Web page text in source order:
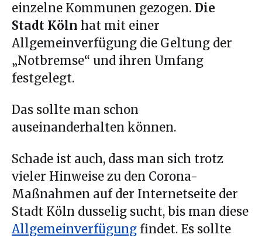
einzelne Kommunen gezogen. Die
Stadt Köln hat mit einer
Allgemeinverfügung die Geltung der
„Notbremse“ und ihren Umfang
festgelegt.
Das sollte man schon
auseinanderhalten können.
Schade ist auch, dass man sich trotz
vieler Hinweise zu den Corona-
Maßnahmen auf der Internetseite der
Stadt Köln dusselig sucht, bis man diese
Allgemeinverfügungfindet. Es sollte